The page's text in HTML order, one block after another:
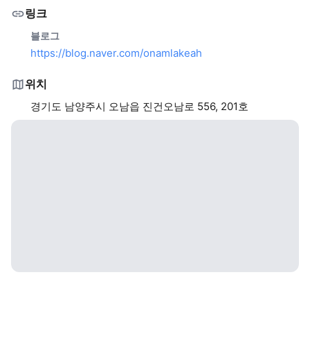
링크
블로그
https://blog.naver.com/onamlakeah
위치
경기도 남양주시 오남읍 진건오남로 556, 201호